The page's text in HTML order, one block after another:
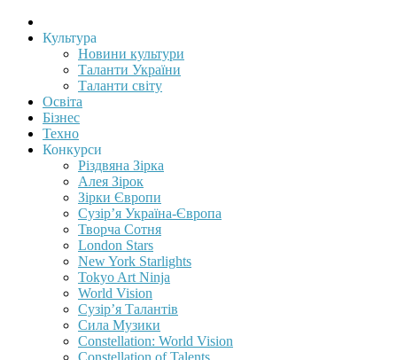
Культура
Новини культури
Таланти України
Таланти світу
Освіта
Бізнес
Техно
Конкурси
Різдвяна Зірка
Алея Зірок
Зірки Європи
Сузір’я Україна-Європа
Творча Сотня
London Stars
New York Starlights
Tokyo Art Ninja
World Vision
Сузір’я Талантів
Сила Музики
Constellation: World Vision
Constellation of Talents